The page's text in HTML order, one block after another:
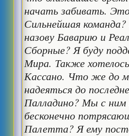
начать забивать.
Сильнейшая
назову Баварию и
Сборные? Я буду
Мира. Также
Кассано. Что же до
надеяться до
Палладино? Мы с ним
бесконечно
Палетта? Я ему